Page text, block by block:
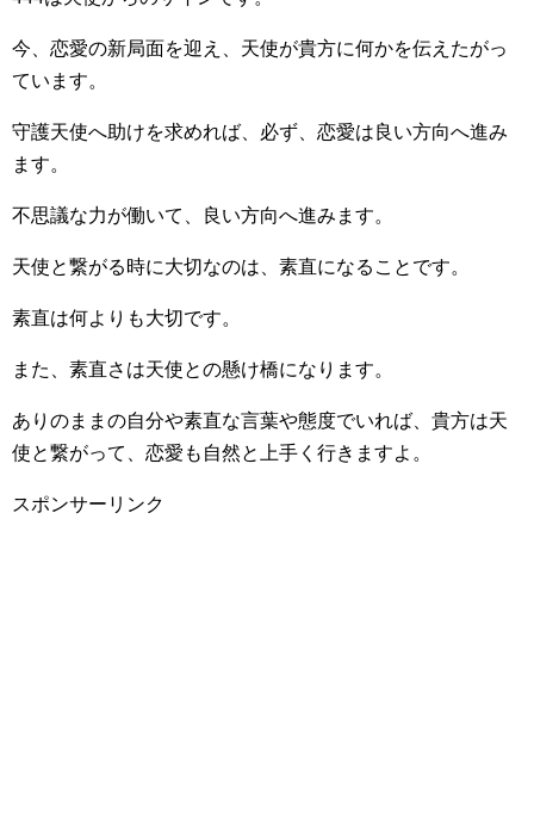
今、恋愛の新局面を迎え、天使が貴方に何かを伝えたがっ
ています。
守護天使へ助けを求めれば、必ず、恋愛は良い方向へ進み
ます。
不思議な力が働いて、良い方向へ進みます。
天使と繋がる時に大切なのは、素直になることです。
素直は何よりも大切です。
また、素直さは天使との懸け橋になります。
ありのままの自分や素直な言葉や態度でいれば、貴方は天
使と繋がって、恋愛も自然と上手く行きますよ。
スポンサーリンク